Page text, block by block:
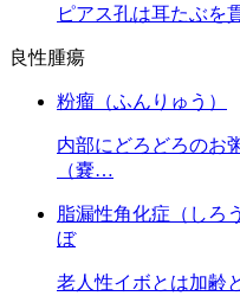
ピアス孔は耳たぶを
良性腫瘍
粉瘤（ふんりゅう）
内部にどろどろのお
（嚢…
脂漏性角化症（しろ
ぼ
老人性イボとは加齢